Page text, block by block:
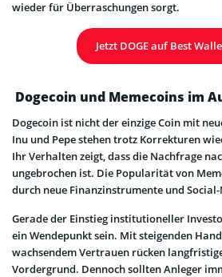
wieder für Überraschungen sorgt.
Jetzt DOGE auf Best
Dogecoin und Memecoins im
Dogecoin ist nicht der einzige Coin mit
Inu und Pepe stehen trotz Korrekturen
Ihr Verhalten zeigt, dass die Nachfrage
ungebrochen ist. Die Popularität von
durch neue Finanzinstrumente und
Gerade der Einstieg institutioneller
ein Wendepunkt sein. Mit steigenden
wachsendem Vertrauen rücken
Vordergrund. Dennoch sollten Anleger